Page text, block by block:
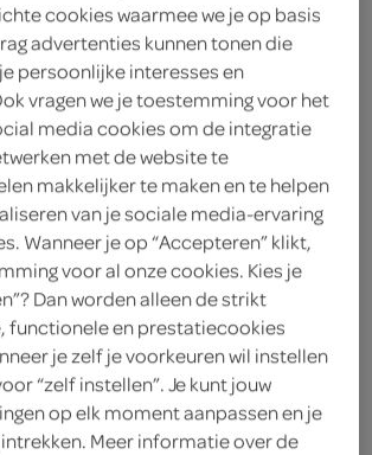
zijn niet zichtbaar bij de
worden wél automatisch
winkelmand.
cookies waarmee we je op basis
advertenties kunnen tonen die
persoonlijke interesses en
vragen we je toestemming voor het
media cookies om de integratie
met de website te
makkelijker te maken en te helpen
van je sociale media-ervaring
Wanneer je op “Accepteren” klikt,
voor al onze cookies. Kies je
Dan worden alleen de strikt
functionele en prestatiecookies
je zelf je voorkeuren wil instellen
“zelf instellen”. Je kunt jouw
op elk moment aanpassen en je
Meer informatie over de